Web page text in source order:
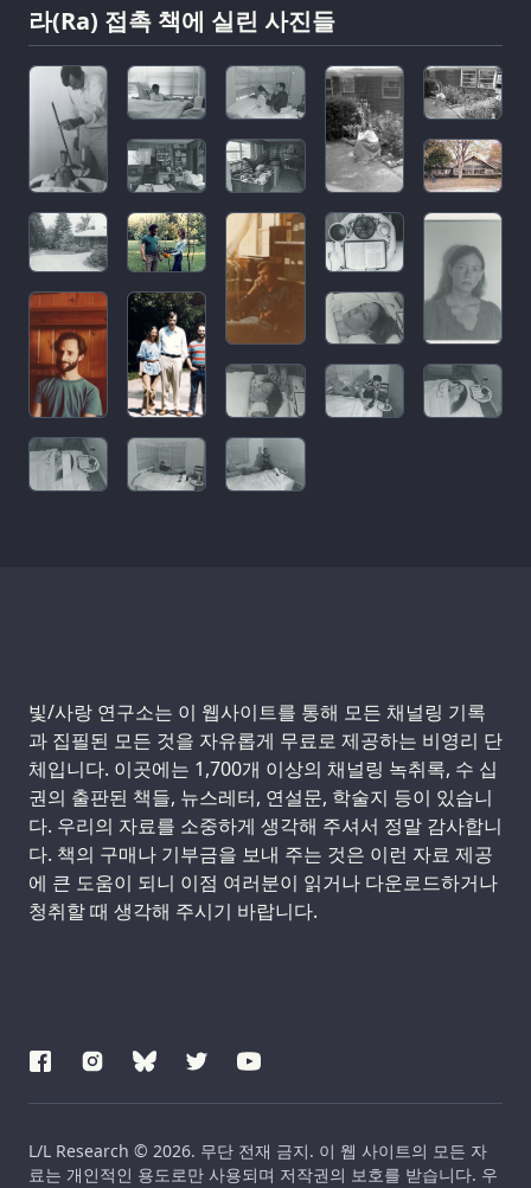
라(Ra) 접촉 책에 실린 사진들
Support us:
빛/사랑 연구소는 이 웹사이트를 통해 모든 채널링 기록
과 집필된 모든 것을 자유롭게 무료로 제공하는 비영리 단
체입니다. 이곳에는 1,700개 이상의 채널링 녹취록, 수 십
권의 출판된 책들, 뉴스레터, 연설문, 학술지 등이 있습니
다. 우리의 자료를 소중하게 생각해 주셔서 정말 감사합니
다. 책의 구매나 기부금을 보내 주는 것은 이런 자료 제공
에 큰 도움이 되니 이점 여러분이 읽거나 다운로드하거나
청취할 때 생각해 주시기 바랍니다.
L/L Research © 2026. 무단 전재 금지. 이 웹 사이트의 모든 자
료는 개인적인 용도로만 사용되며 저작권의 보호를 받습니다. 우